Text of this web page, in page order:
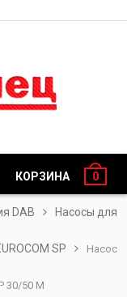
КОРЗИНА 0
DAB Насосы для
SP Насос
30/50 M